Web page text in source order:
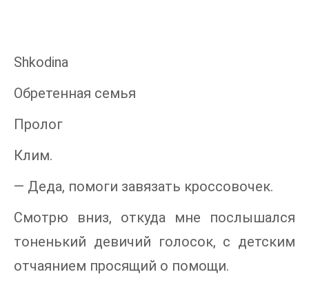
Shkodina
Обретенная семья
Пролог
Клим.
— Деда, помоги завязать кроссовочек.
Смотрю вниз, откуда мне послышался
тоненький девичий голосок, с детским
отчаянием просящий о помощи.